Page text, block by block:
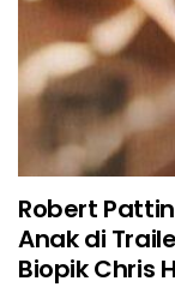
Robert
Anak di
Biopik Chris